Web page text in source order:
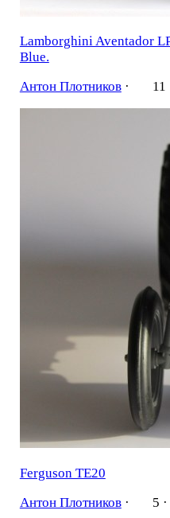
Lamborghini Aventador
Blue.
Антон Плотников· 11
Ferguson TE20
Антон Плотников· 5 ·